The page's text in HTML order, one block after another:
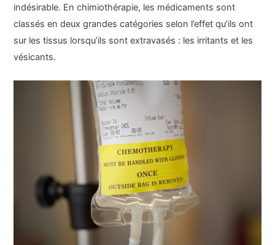
indésirable. En chimiothérapie, les médicaments sont
classés en deux grandes catégories selon l’effet qu’ils ont
sur les tissus lorsqu’ils sont extravasés : les irritants et les
vésicants.